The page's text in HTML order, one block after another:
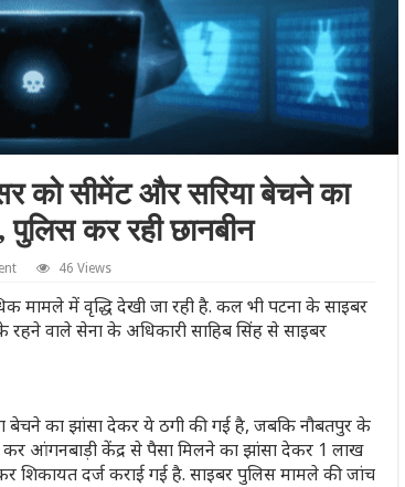
को सीमेंट और सरिया बेचने का
कर रही छानबीन
46 Views
मामले में वृद्धि देखी जा रही है. कल भी पटना के साइबर
वाले सेना के अधिकारी साहिब सिंह से साइबर
का झांसा देकर ये ठगी की गई है, जबकि नौबतपुर के
आंगनबाड़ी केंद्र से पैसा मिलने का झांसा देकर 1 लाख
शिकायत दर्ज कराई गई है. साइबर पुलिस मामले की जांच